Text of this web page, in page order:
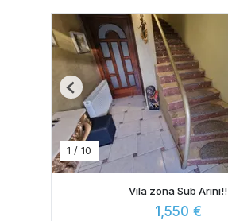
1 / 10
Previous
Vila zona Sub Arini!!
1,550 €